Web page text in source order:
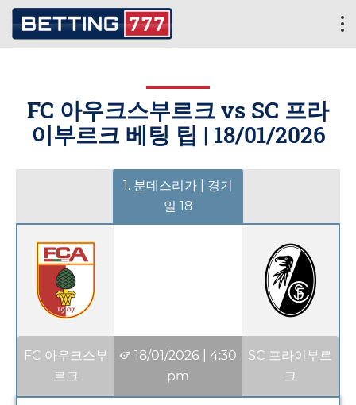
FC 아우크스부르크 vs SC 프라
이부르크 베팅 팁 | 18/01/2026
1. 분데스리가 | 경기
일 18
FC 아우크스부
르크
18/01/2026
4:30
pm
SC 프라이부르
크